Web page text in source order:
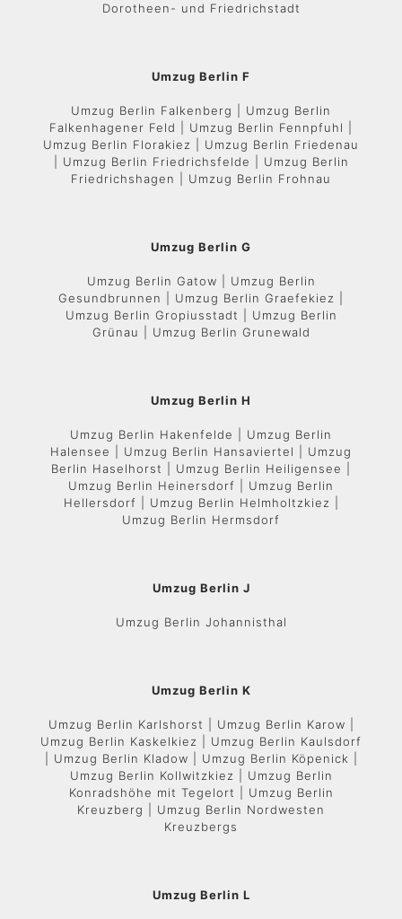
Dorotheen- und Friedrichstadt
Umzug Berlin F
Umzug Berlin Falkenberg | Umzug Berlin
Falkenhagener Feld | Umzug Berlin Fennpfuhl |
Umzug Berlin Florakiez | Umzug Berlin Friedenau
| Umzug Berlin Friedrichsfelde | Umzug Berlin
Friedrichshagen | Umzug Berlin Frohnau
Umzug Berlin G
Umzug Berlin Gatow | Umzug Berlin
Gesundbrunnen | Umzug Berlin Graefekiez |
Umzug Berlin Gropiusstadt | Umzug Berlin
Grünau | Umzug Berlin Grunewald
Umzug Berlin H
Umzug Berlin Hakenfelde | Umzug Berlin
Halensee | Umzug Berlin Hansaviertel | Umzug
Berlin Haselhorst | Umzug Berlin Heiligensee |
Umzug Berlin Heinersdorf | Umzug Berlin
Hellersdorf | Umzug Berlin Helmholtzkiez |
Umzug Berlin Hermsdorf
Umzug Berlin J
Umzug Berlin Johannisthal
Umzug Berlin K
Umzug Berlin Karlshorst | Umzug Berlin Karow |
Umzug Berlin Kaskelkiez | Umzug Berlin Kaulsdorf
| Umzug Berlin Kladow | Umzug Berlin Köpenick |
Umzug Berlin Kollwitzkiez | Umzug Berlin
Konradshöhe mit Tegelort | Umzug Berlin
Kreuzberg | Umzug Berlin Nordwesten
Kreuzbergs
Umzug Berlin L